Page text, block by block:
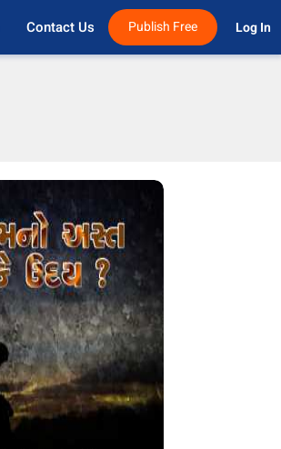
Contact Us Publish Free Log In